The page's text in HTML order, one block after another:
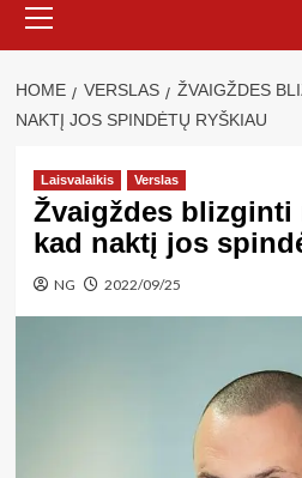
Menu
HOME VERSLAS
ŽVAIGŽDES
NAKTĮ JOS SPINDĖTŲ RYŠKIAU
Laisvalaikis Verslas
Žvaigždes blizginti
kad naktį jos
NG 2022/09/25